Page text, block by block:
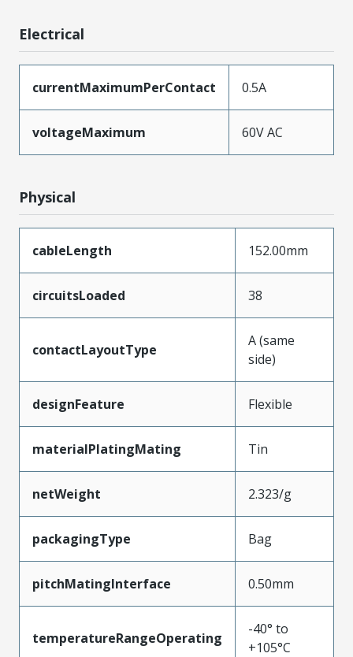
Electrical
currentMaximumPerContact 0.5A
voltageMaximum 60V AC
Physical
cableLength 152.00mm
circuitsLoaded 38
contactLayoutType
A (same
side)
designFeature Flexible
materialPlatingMating Tin
netWeight 2.323/g
packagingType Bag
pitchMatingInterface 0.50mm
temperatureRangeOperating
-40° to
+105°C